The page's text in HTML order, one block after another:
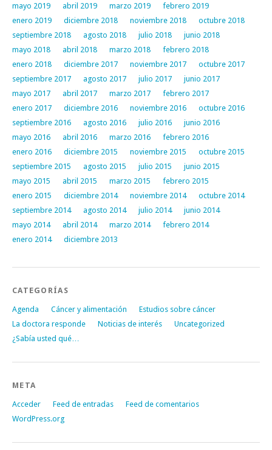
mayo 2019
abril 2019 marzo 2019
febrero 2019
enero 2019
diciembre 2018 noviembre 2018
octubre 2018
septiembre 2018
agosto 2018 julio 2018
junio 2018
mayo 2018
abril 2018 marzo 2018
febrero 2018
enero 2018
diciembre 2017 noviembre 2017
octubre 2017
septiembre 2017
agosto 2017 julio 2017
junio 2017
mayo 2017
abril 2017 marzo 2017
febrero 2017
enero 2017
diciembre 2016 noviembre 2016
octubre 2016
septiembre 2016
agosto 2016 julio 2016
junio 2016
mayo 2016
abril 2016 marzo 2016
febrero 2016
enero 2016
diciembre 2015 noviembre 2015
octubre 2015
septiembre 2015
agosto 2015 julio 2015
junio 2015
mayo 2015
abril 2015 marzo 2015
febrero 2015
enero 2015
diciembre 2014 noviembre 2014
octubre 2014
septiembre 2014
agosto 2014 julio 2014
junio 2014
mayo 2014
abril 2014 marzo 2014
febrero 2014
enero 2014
diciembre 2013
CATEGORÍAS
Agenda Cáncer y alimentación
Estudios sobre cáncer
La doctora responde
Noticias de interés
Uncategorized
¿Sabía usted qué…
META
Acceder Feed de entradas
Feed de comentarios
WordPress.org